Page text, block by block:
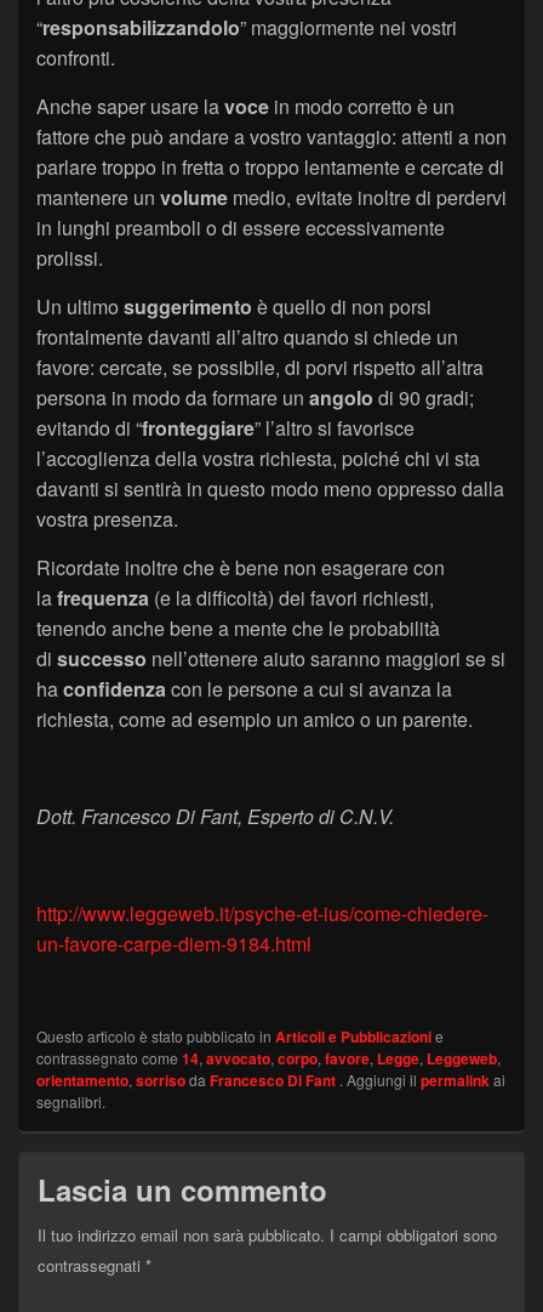
“responsabilizzandolo” maggiormente nei vostri
confronti.
Anche saper usare lavoce in modo corretto è un
fattore che può andare a vostro vantaggio: attenti a non
parlare troppo in fretta o troppo lentamente e cercate di
mantenere un volume medio, evitate inoltre di perdervi
in lunghi preamboli o di essere eccessivamente
prolissi.
Un ultimo suggerimento è quello di non porsi
frontalmente davanti all’altro quando si chiede un
favore: cercate, se possibile, di porvi rispetto all’altra
persona in modo da formare un angolo di 90 gradi;
evitando di “fronteggiare” l’altro si favorisce
l’accoglienza della vostra richiesta, poiché chi vi sta
davanti si sentirà in questo modo meno oppresso dalla
vostra presenza.
Ricordate inoltre che è bene non esagerare con
lafrequenza (e la difficoltà) dei favori richiesti,
tenendo anche bene a mente che le probabilità
di successo nell’ottenere aiuto saranno maggiori se si
haconfidenzacon le persone a cui si avanza la
richiesta, come ad esempio un amico o un parente.
Dott. Francesco Di Fant, Esperto di C.N.V.
http://www.leggeweb.it/psyche-et-ius/come-chiedere-
un-favore-carpe-diem-9184.html
Questo articolo è stato pubblicato in Articoli e Pubblicazionie
contrassegnato come 14, avvocato, corpo, favore, Legge, Leggeweb,
orientamento, sorrisoda Francesco Di Fant . Aggiungi il permalinkai
segnalibri.
Lascia un commento
Il tuo indirizzo email non sarà pubblicato. I campi obbligatori sono
contrassegnati *